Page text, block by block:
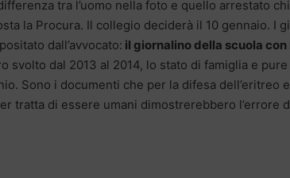
tra l’uomo nella foto e quello arrestato
la Procura. Il collegio deciderà il 10 gennaio. I
dall’avvocato: il giornalino della scuola
svolto dal 2013 al 2014, lo stato di famiglia e
Sono i documenti che per la difesa dell’eritreo
tratta di essere umani dimostrerebbero l’errore